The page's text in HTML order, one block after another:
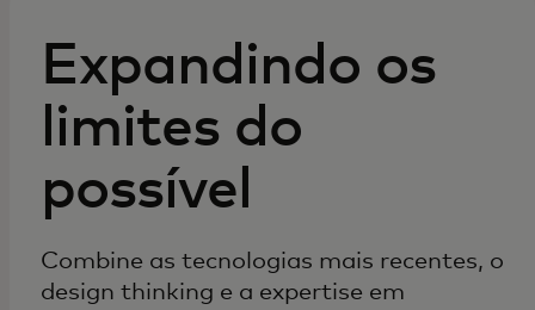
Expandindo os
limites do
possível
Combine as tecnologias mais recentes, o
design thinking e a expertise em